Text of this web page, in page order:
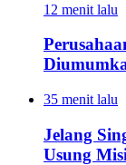
12 menit lalu
35 menit lalu
Jelang
Usung